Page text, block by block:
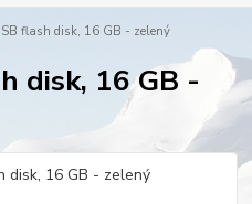
flash disk, 16 GB - zelený
disk, 16 GB -